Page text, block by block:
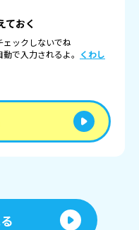
ておく
ックしないでね
で入力されるよ。 くわし